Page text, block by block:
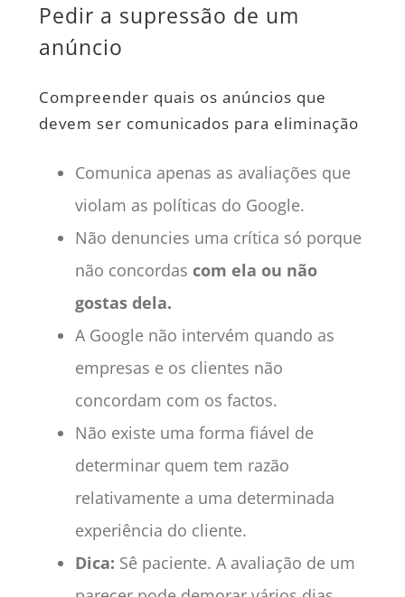
Pedir a supressão de um
anúncio
Compreender quais os anúncios que
devem ser comunicados para eliminação
Comunica apenas as avaliações que
violam as políticas do Google.
Não denuncies uma crítica só porque
não concordas com ela ou não
gostas dela.
A Google não intervém quando as
empresas e os clientes não
concordam com os factos.
Não existe uma forma fiável de
determinar quem tem razão
relativamente a uma determinada
experiência do cliente.
Dica: Sê paciente. A avaliação de um